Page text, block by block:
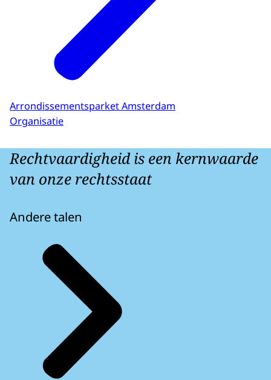
Arrondissementsparket Amsterdam
Organisatie
Rechtvaardigheid is een kernwaarde
van onze rechtsstaat
Andere talen